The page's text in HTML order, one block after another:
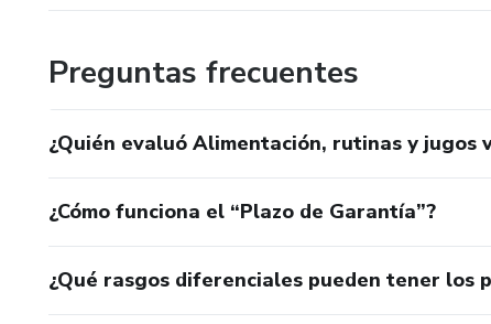
Preguntas frecuentes
¿Quién evaluó Alimentación, rutinas y jugos
¿Cómo funciona el “Plazo de Garantía”?
¿Qué rasgos diferenciales pueden tener los